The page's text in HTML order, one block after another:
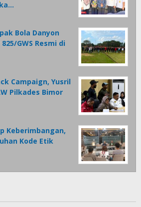
Bola Danyon
GWS Resmi di
Campaign, Yusril
Pilkades Bimor
Keberimbangan,
Kode Etik